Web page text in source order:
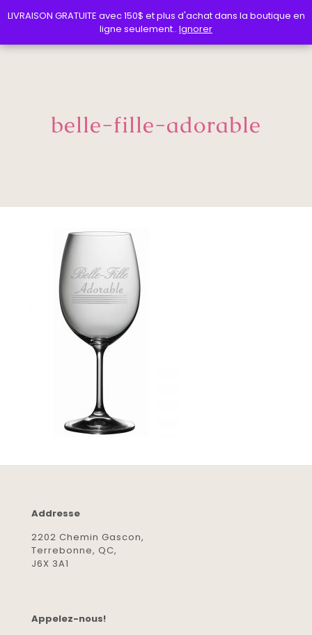
belle-fille-adorable
Addresse
2202 Chemin Gascon,
Terrebonne, QC,
J6X 3A1
Appelez-nous!
LIVRAISON GRATUITE avec 150$ et plus d'achat dans la boutique en
ligne seulement.. Ignorer
LIVRAISON GRATUITE avec 150$ et plus d'achat dans la boutique en
ligne seulement.. Ignorer